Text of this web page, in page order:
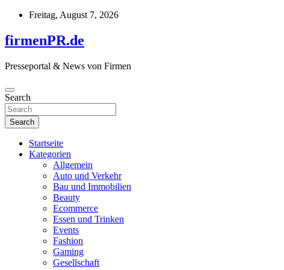
Skip
content
Freitag, August 7, 2026
firmenPR.de
Presseportal & News von Firmen
Search
Search
Startseite
Kategorien
Allgemein
Auto und Verkehr
Bau und Immobilien
Beauty
Ecommerce
Essen und Trinken
Events
Fashion
Gaming
Gesellschaft